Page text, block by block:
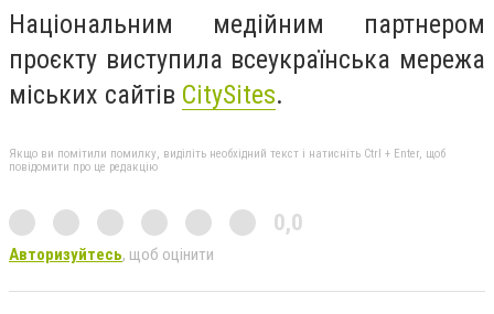
Національним медійним партнером
проєкту виступила всеукраїнська мережа
міських сайтів CitySites.
Якщо ви помітили помилку, виділіть необхідний текст і натисніть Ctrl + Enter, щоб
повідомити про це редакцію
0,0
Авторизуйтесь, щоб оцінити